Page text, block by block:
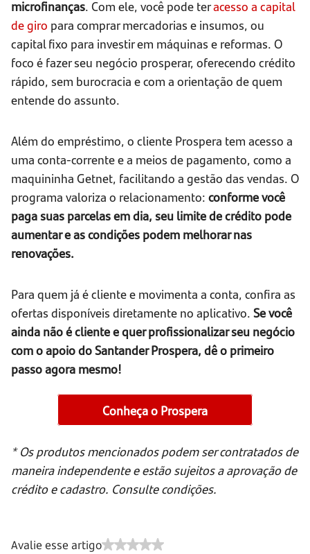
microfinanças. Com ele, você pode teracesso a capital
de giro para comprar mercadorias e insumos, ou
capital fixo para investir em máquinas e reformas. O
foco é fazer seu negócio prosperar, oferecendo crédito
rápido, sem burocracia e com a orientação de quem
entende do assunto.
Além do empréstimo, o cliente Prospera tem acesso a
uma conta-corrente e a meios de pagamento, como a
maquininha Getnet, facilitando a gestão das vendas. O
programa valoriza o relacionamento: conforme você
paga suas parcelas em dia, seu limite de crédito pode
aumentar e as condições podem melhorar nas
renovações.
Para quem já é cliente e movimenta a conta, confira as
ofertas disponíveis diretamente no aplicativo. Se você
ainda não é cliente e quer profissionalizar seu negócio
com o apoio do Santander Prospera, dê o primeiro
passo agora mesmo!
Conheça o Prospera
* Os produtos mencionados podem ser contratados de
maneira independente e estão sujeitos a aprovação de
crédito e cadastro. Consulte condições.
Avalie esse artigo